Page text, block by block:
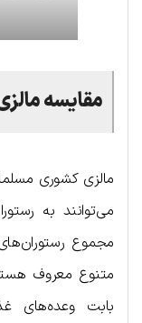
مقایسه
مالزی کشوری
می‌توانند به
مجموع
متنوع معروف
بابت وعده‌های